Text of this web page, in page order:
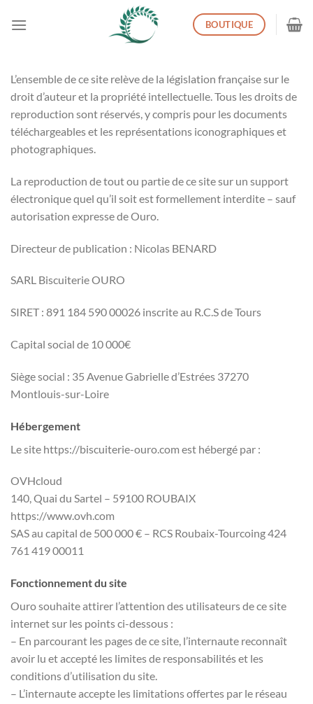
BOUTIQUE
L’ensemble de ce site relève de la législation française sur le
droit d’auteur et la propriété intellectuelle. Tous les droits de
reproduction sont réservés, y compris pour les documents
téléchargeables et les représentations iconographiques et
photographiques.
La reproduction de tout ou partie de ce site sur un support
électronique quel qu’il soit est formellement interdite – sauf
autorisation expresse de Ouro.
Directeur de publication : Nicolas BENARD
SARL Biscuiterie OURO
SIRET : 891 184 590 00026 inscrite au R.C.S de Tours
Capital social de 10 000€
Siège social : 35 Avenue Gabrielle d’Estrées 37270
Montlouis-sur-Loire
Hébergement
Le site https://biscuiterie-ouro.com est hébergé par :
OVHcloud
140, Quai du Sartel – 59100 ROUBAIX
https://www.ovh.com
SAS au capital de 500 000 € – RCS Roubaix-Tourcoing 424
761 419 00011
Fonctionnement du site
Ouro souhaite attirer l’attention des utilisateurs de ce site
internet sur les points ci-dessous :
– En parcourant les pages de ce site, l’internaute reconnaît
avoir lu et accepté les limites de responsabilités et les
conditions d’utilisation du site.
– L’internaute accepte les limitations offertes par le réseau